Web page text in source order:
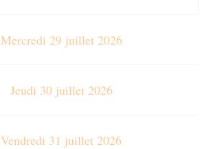
Mercredi 29 juillet 2026
Jeudi 30 juillet 2026
Vendredi 31 juillet 2026